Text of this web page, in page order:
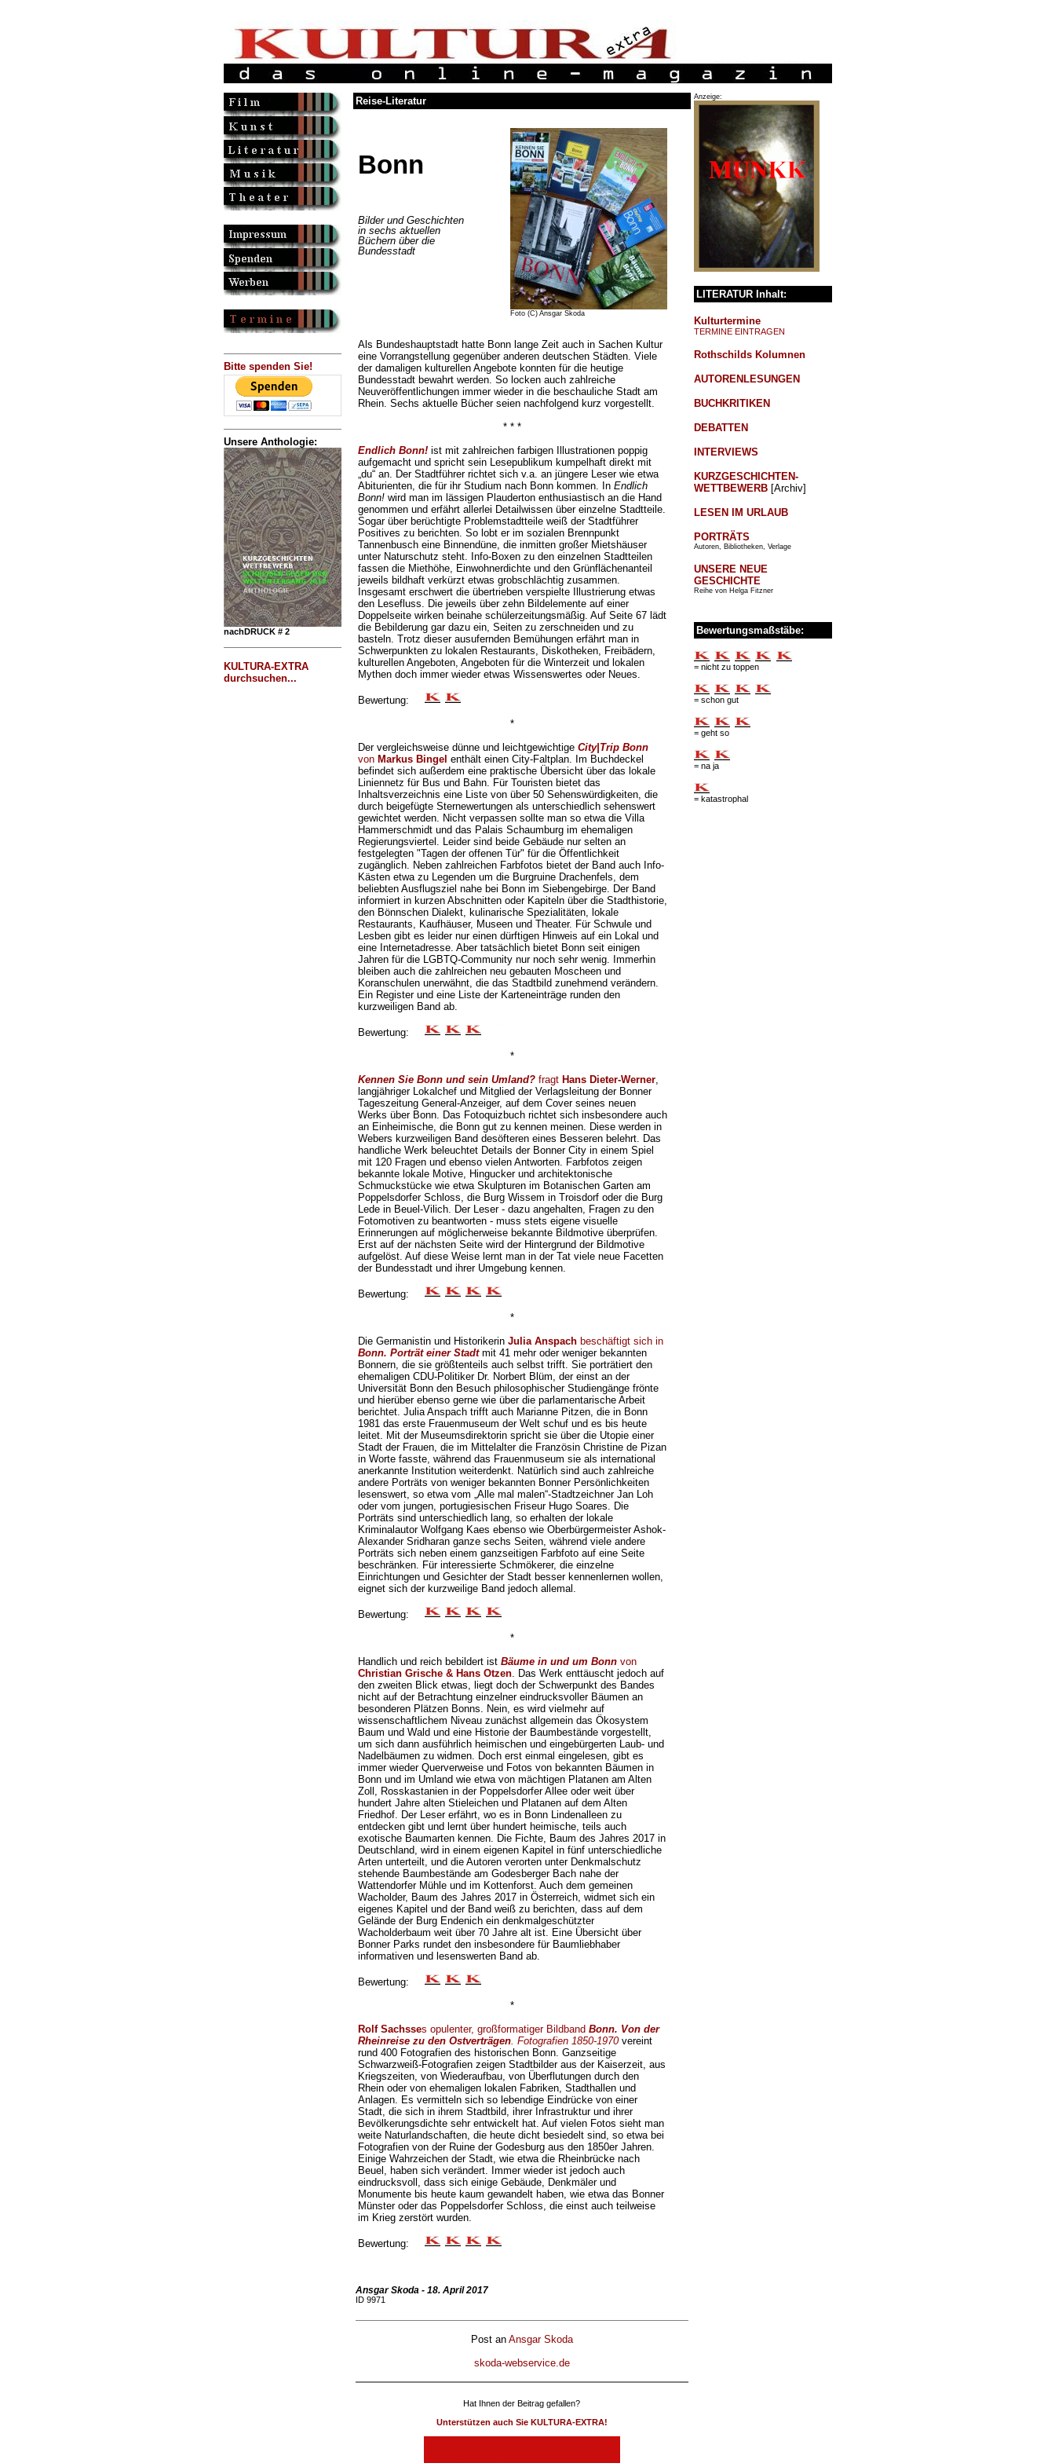
Bitte spenden Sie!
Unsere Anthologie:
nachDRUCK # 2
KULTURA-EXTRA
durchsuchen...
Reise-Literatur
Bonn
Bilder und Geschichten
in sechs aktuellen
Büchern über die
Bundesstadt
Foto (C) Ansgar Skoda
Als Bundeshauptstadt hatte Bonn lange Zeit auch in Sachen Kultur
eine Vorrangstellung gegenüber anderen deutschen Städten. Viele
der damaligen kulturellen Angebote konnten für die heutige
Bundesstadt bewahrt werden. So locken auch zahlreiche
Neuveröffentlichungen immer wieder in die beschauliche Stadt am
Rhein. Sechs aktuelle Bücher seien nachfolgend kurz vorgestellt.
* * *
Endlich Bonn!ist mit zahlreichen farbigen Illustrationen poppig
aufgemacht und spricht sein Lesepublikum kumpelhaft direkt mit
„du“ an. Der Stadtführer richtet sich v.a. an jüngere Leser wie etwa
Abiturienten, die für ihr Studium nach Bonn kommen. In Endlich
Bonn!wird man im lässigen Plauderton enthusiastisch an die Hand
genommen und erfährt allerlei Detailwissen über einzelne Stadtteile.
Sogar über berüchtigte Problemstadtteile weiß der Stadtführer
Positives zu berichten. So lobt er im sozialen Brennpunkt
Tannenbusch eine Binnendüne, die inmitten großer Mietshäuser
unter Naturschutz steht. Info-Boxen zu den einzelnen Stadtteilen
fassen die Miethöhe, Einwohnerdichte und den Grünflächenanteil
jeweils bildhaft verkürzt etwas grobschlächtig zusammen.
Insgesamt erschwert die übertrieben verspielte Illustrierung etwas
den Lesefluss. Die jeweils über zehn Bildelemente auf einer
Doppelseite wirken beinahe schülerzeitungsmäßig. Auf Seite 67 lädt
die Bebilderung gar dazu ein, Seiten zu zerschneiden und zu
basteln. Trotz dieser ausufernden Bemühungen erfährt man in
Schwerpunkten zu lokalen Restaurants, Diskotheken, Freibädern,
kulturellen Angeboten, Angeboten für die Winterzeit und lokalen
Mythen doch immer wieder etwas Wissenswertes oder Neues.
Bewertung:
*
Der vergleichsweise dünne und leichtgewichtige City|Trip Bonn
von Markus Bingel enthält einen City-Faltplan. Im Buchdeckel
befindet sich außerdem eine praktische Übersicht über das lokale
Liniennetz für Bus und Bahn. Für Touristen bietet das
Inhaltsverzeichnis eine Liste von über 50 Sehenswürdigkeiten, die
durch beigefügte Sternewertungen als unterschiedlich sehenswert
gewichtet werden. Nicht verpassen sollte man so etwa die Villa
Hammerschmidt und das Palais Schaumburg im ehemaligen
Regierungsviertel. Leider sind beide Gebäude nur selten an
festgelegten "Tagen der offenen Tür" für die Öffentlichkeit
zugänglich. Neben zahlreichen Farbfotos bietet der Band auch Info-
Kästen etwa zu Legenden um die Burgruine Drachenfels, dem
beliebten Ausflugsziel nahe bei Bonn im Siebengebirge. Der Band
informiert in kurzen Abschnitten oder Kapiteln über die Stadthistorie,
den Bönnschen Dialekt, kulinarische Spezialitäten, lokale
Restaurants, Kaufhäuser, Museen und Theater. Für Schwule und
Lesben gibt es leider nur einen dürftigen Hinweis auf ein Lokal und
eine Internetadresse. Aber tatsächlich bietet Bonn seit einigen
Jahren für die LGBTQ-Community nur noch sehr wenig. Immerhin
bleiben auch die zahlreichen neu gebauten Moscheen und
Koranschulen unerwähnt, die das Stadtbild zunehmend verändern.
Ein Register und eine Liste der Karteneinträge runden den
kurzweiligen Band ab.
Bewertung:
*
Kennen Sie Bonn und sein Umland?fragt Hans Dieter-Werner,
langjähriger Lokalchef und Mitglied der Verlagsleitung der Bonner
Tageszeitung General-Anzeiger, auf dem Cover seines neuen
Werks über Bonn. Das Fotoquizbuch richtet sich insbesondere auch
an Einheimische, die Bonn gut zu kennen meinen. Diese werden in
Webers kurzweiligen Band desöfteren eines Besseren belehrt. Das
handliche Werk beleuchtet Details der Bonner City in einem Spiel
mit 120 Fragen und ebenso vielen Antworten. Farbfotos zeigen
bekannte lokale Motive, Hingucker und architektonische
Schmuckstücke wie etwa Skulpturen im Botanischen Garten am
Poppelsdorfer Schloss, die Burg Wissem in Troisdorf oder die Burg
Lede in Beuel-Vilich. Der Leser - dazu angehalten, Fragen zu den
Fotomotiven zu beantworten - muss stets eigene visuelle
Erinnerungen auf möglicherweise bekannte Bildmotive überprüfen.
Erst auf der nächsten Seite wird der Hintergrund der Bildmotive
aufgelöst. Auf diese Weise lernt man in der Tat viele neue Facetten
der Bundesstadt und ihrer Umgebung kennen.
Bewertung:
*
Die Germanistin und Historikerin Julia Anspachbeschäftigt sich in
Bonn. Porträt einer Stadtmit 41 mehr oder weniger bekannten
Bonnern, die sie größtenteils auch selbst trifft. Sie porträtiert den
ehemaligen CDU-Politiker Dr. Norbert Blüm, der einst an der
Universität Bonn den Besuch philosophischer Studiengänge frönte
und hierüber ebenso gerne wie über die parlamentarische Arbeit
berichtet. Julia Anspach trifft auch Marianne Pitzen, die in Bonn
1981 das erste Frauenmuseum der Welt schuf und es bis heute
leitet. Mit der Museumsdirektorin spricht sie über die Utopie einer
Stadt der Frauen, die im Mittelalter die Französin Christine de Pizan
in Worte fasste, während das Frauenmuseum sie als international
anerkannte Institution weiterdenkt. Natürlich sind auch zahlreiche
andere Porträts von weniger bekannten Bonner Persönlichkeiten
lesenswert, so etwa vom „Alle mal malen“-Stadtzeichner Jan Loh
oder vom jungen, portugiesischen Friseur Hugo Soares. Die
Porträts sind unterschiedlich lang, so erhalten der lokale
Kriminalautor Wolfgang Kaes ebenso wie Oberbürgermeister Ashok-
Alexander Sridharan ganze sechs Seiten, während viele andere
Porträts sich neben einem ganzseitigen Farbfoto auf eine Seite
beschränken. Für interessierte Schmökerer, die einzelne
Einrichtungen und Gesichter der Stadt besser kennenlernen wollen,
eignet sich der kurzweilige Band jedoch allemal.
Bewertung:
*
Handlich und reich bebildert ist Bäume in und um Bonnvon
Christian Grische & Hans Otzen. Das Werk enttäuscht jedoch auf
den zweiten Blick etwas, liegt doch der Schwerpunkt des Bandes
nicht auf der Betrachtung einzelner eindrucksvoller Bäumen an
besonderen Plätzen Bonns. Nein, es wird vielmehr auf
wissenschaftlichem Niveau zunächst allgemein das Ökosystem
Baum und Wald und eine Historie der Baumbestände vorgestellt,
um sich dann ausführlich heimischen und eingebürgerten Laub- und
Nadelbäumen zu widmen. Doch erst einmal eingelesen, gibt es
immer wieder Querverweise und Fotos von bekannten Bäumen in
Bonn und im Umland wie etwa von mächtigen Platanen am Alten
Zoll, Rosskastanien in der Poppelsdorfer Allee oder weit über
hundert Jahre alten Stieleichen und Platanen auf dem Alten
Friedhof. Der Leser erfährt, wo es in Bonn Lindenalleen zu
entdecken gibt und lernt über hundert heimische, teils auch
exotische Baumarten kennen. Die Fichte, Baum des Jahres 2017 in
Deutschland, wird in einem eigenen Kapitel in fünf unterschiedliche
Arten unterteilt, und die Autoren verorten unter Denkmalschutz
stehende Baumbestände am Godesberger Bach nahe der
Wattendorfer Mühle und im Kottenforst. Auch dem gemeinen
Wacholder, Baum des Jahres 2017 in Österreich, widmet sich ein
eigenes Kapitel und der Band weiß zu berichten, dass auf dem
Gelände der Burg Endenich ein denkmalgeschützter
Wacholderbaum weit über 70 Jahre alt ist. Eine Übersicht über
Bonner Parks rundet den insbesondere für Baumliebhaber
informativen und lesenswerten Band ab.
Bewertung:
*
Rolf Sachsses opulenter, großformatiger Bildband Bonn. Von der
Rheinreise zu den Ostverträgen. Fotografien 1850-1970vereint
rund 400 Fotografien des historischen Bonn. Ganzseitige
Schwarzweiß-Fotografien zeigen Stadtbilder aus der Kaiserzeit, aus
Kriegszeiten, von Wiederaufbau, von Überflutungen durch den
Rhein oder von ehemaligen lokalen Fabriken, Stadthallen und
Anlagen. Es vermitteln sich so lebendige Eindrücke von einer
Stadt, die sich in ihrem Stadtbild, ihrer Infrastruktur und ihrer
Bevölkerungsdichte sehr entwickelt hat. Auf vielen Fotos sieht man
weite Naturlandschaften, die heute dicht besiedelt sind, so etwa bei
Fotografien von der Ruine der Godesburg aus den 1850er Jahren.
Einige Wahrzeichen der Stadt, wie etwa die Rheinbrücke nach
Beuel, haben sich verändert. Immer wieder ist jedoch auch
eindrucksvoll, dass sich einige Gebäude, Denkmäler und
Monumente bis heute kaum gewandelt haben, wie etwa das Bonner
Münster oder das Poppelsdorfer Schloss, die einst auch teilweise
im Krieg zerstört wurden.
Bewertung:
Ansgar Skoda - 18. April 2017
ID 9971
Post an Ansgar Skoda
skoda-webservice.de
Hat Ihnen der Beitrag gefallen?
Unterstützen auch Sie KULTURA-EXTRA!
Anzeige:
LITERATUR Inhalt:
Kulturtermine
TERMINE EINTRAGEN
Rothschilds Kolumnen
AUTORENLESUNGEN
BUCHKRITIKEN
DEBATTEN
INTERVIEWS
KURZGESCHICHTEN-
WETTBEWERB[Archiv]
LESEN IM URLAUB
PORTRÄTS
Autoren, Bibliotheken, Verlage
UNSERE NEUE
GESCHICHTE
Reihe von Helga Fitzner
Bewertungsmaßstäbe:
= nicht zu toppen
= schon gut
= geht so
= na ja
= katastrophal